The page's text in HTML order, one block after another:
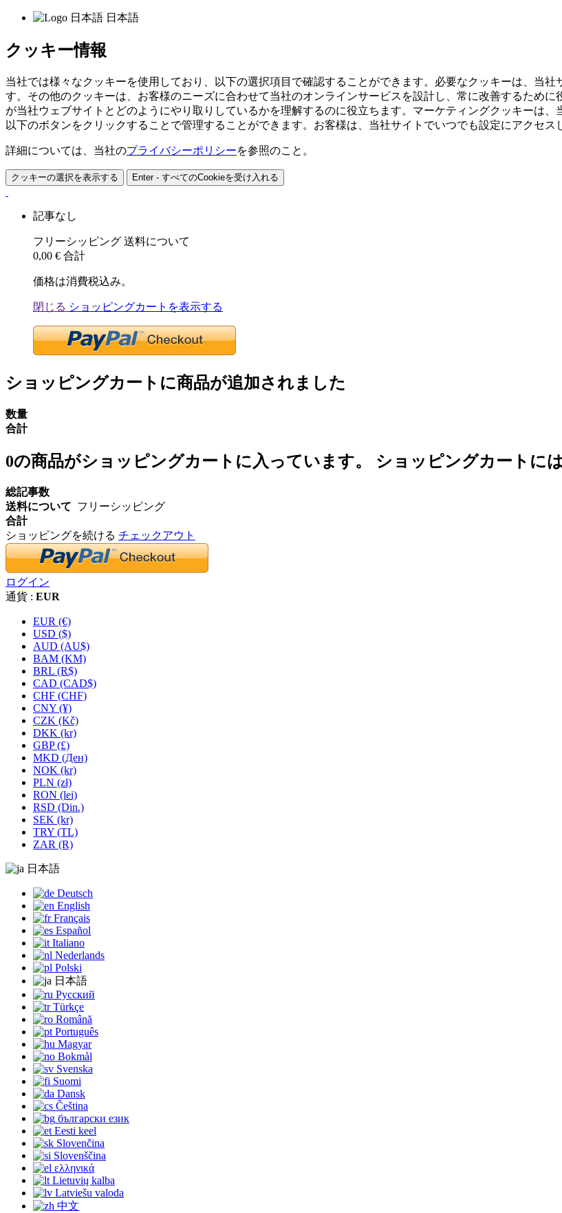
日本語
クッキー情報
当社では様々なクッキーを使用しており、以下の選択項目で確認することができます。必要なクッキーは、当
す。その他のクッキーは、お客様のニーズに合わせて当社のオンラインサービスを設計し、常に改善するため
が当社ウェブサイトとどのようにやり取りしているかを理解するのに役立ちます。マーケティングクッキーは
以下のボタンをクリックすることで管理することができます。お客様は、当社サイトでいつでも設定にアクセス
詳細については、当社のプライバシーポリシーを参照のこと。
クッキーの選択を表示する Enter - すべてのCookieを受け入れる
記事なし
フリーシッピング 送料について
0,00 € 合計
価格は消費税込み。
閉じる ショッピングカートを表示する
ショッピングカートに商品が追加されました
数量
合計
0の商品がショッピングカートに入っています。 ショッピングカートに
総記事数
送料について フリーシッピング
合計
ショッピングを続ける チェックアウト
ログイン
通貨 : EUR
EUR (€)
USD ($)
AUD (AU$)
BAM (KM)
BRL (R$)
CAD (CAD$)
CHF (CHF)
CNY (¥)
CZK (Kč)
DKK (kr)
GBP (£)
MKD (Ден)
NOK (kr)
PLN (zł)
RON (lei)
RSD (Din.)
SEK (kr)
TRY (TL)
ZAR (R)
日本語
Deutsch
English
Français
Español
Italiano
Nederlands
Polski
日本語
Русский
Türkçe
Română
Português
Magyar
Bokmål
Svenska
Suomi
Dansk
Čeština
български език
Eesti keel
Slovenčina
Slovenščina
ελληνικά
Lietuvių kalba
Latviešu valoda
中文